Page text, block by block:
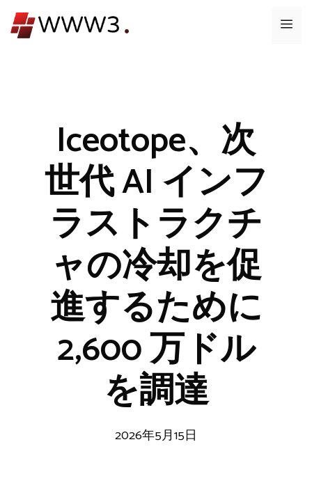
ン
メ
Iceotope、次
世代 AI インフ
ラストラクチ
ャの冷却を促
進するために
2,600 万ドル
を調達
2026年5月15日